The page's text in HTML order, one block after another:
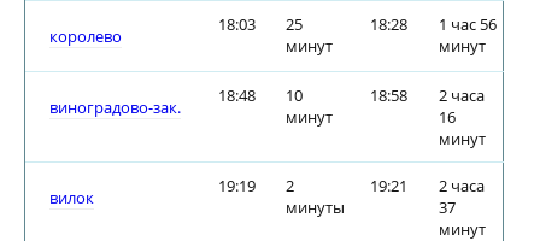
королево
18:03
25
минут
18:28
1 час 56
минут
виноградово-зак.
18:48
10
минут
18:58
2 часа
16
минут
вилок
19:19
2
минуты
19:21
2 часа
37
минут